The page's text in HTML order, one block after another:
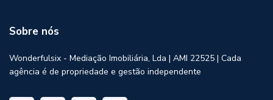
Sobre nós
Wonderfulsix - Mediação Imobiliária, Lda | AMI 22525 | Cada
agência é de propriedade e gestão independente